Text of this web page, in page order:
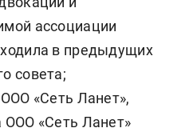
ассоциации
в предыдущих
совета;
«Сеть Ланет»,
ООО «Сеть Ланет»